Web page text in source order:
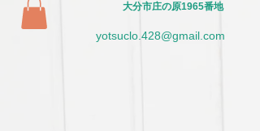
大分市​庄の原1965番地
yotsuclo.428@gmail.com